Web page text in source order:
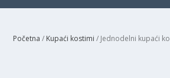
Početna / Kupaći kostimi / Jednodelni kupaći